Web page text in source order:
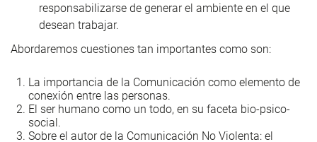
responsabilizarse de generar el ambiente en el que
desean trabajar.
Abordaremos cuestiones tan importantes como son:
La importancia de la Comunicación como elemento de
conexión entre las personas.
El ser humano como un todo, en su faceta bio-psico-
social.
Sobre el autor de la Comunicación No Violenta: el